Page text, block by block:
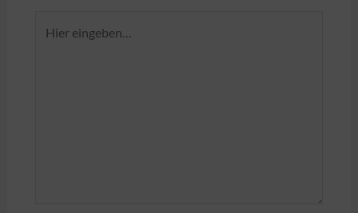
eingeben…